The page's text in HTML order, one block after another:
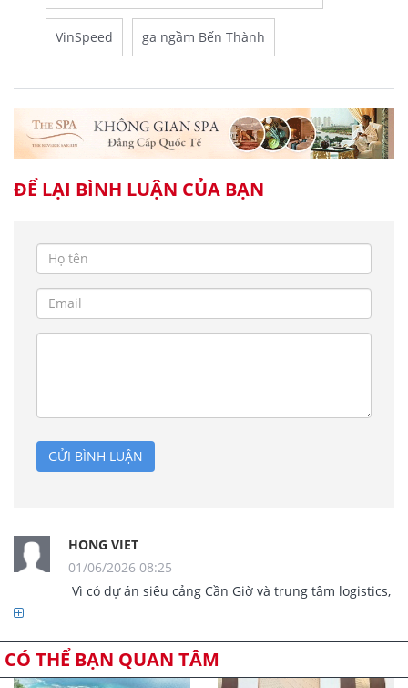
VinSpeed ga ngầm Bến Thành
ĐỂ LẠI BÌNH LUẬN CỦA BẠN
GỬI BÌNH LUẬN
HONG VIET
01/06/2026 08:25
để đạt hiệu quả tối đa nên xem xét công nghệ lưỡng dụng
250Km/h vì quãng đường ngắn dẫn đến chênh lệch thời gian
tàu chạy so với tốc độ 350km/h cũng chỉ tầm 5-8 phút, hơn
CÓ THỂ BẠN QUAN TÂM